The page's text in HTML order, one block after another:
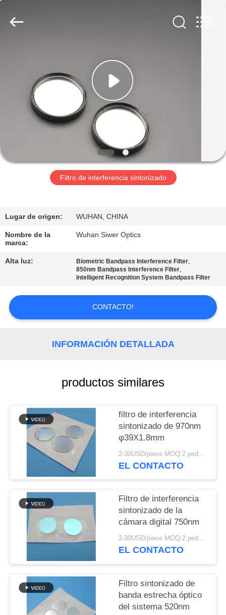
PRODUCTOS
SOBRE
NOSOTROS
VIAJE
FÁBRICA
CONTROL
DE
ÉNTRENOS
CONTACTO
UNA
CITA
DEL
SITIO
PRIVACY
POLICY
Optics
Co.,Ltd.
Filtro de interferencia sintonizado
Lugar de origen: WUHAN, CHINA
Nombre de la
marca:
Wuhan Siwer Optics
Alta luz: Biometric Bandpass Interference Filter,
850nm Bandpass Interference Filter,
Intelligent Recognition System Bandpass Filter
CONTACTO!
INFORMACIÓN DETALLADA
productos similares
filtro de interferencia
sintonizado de 970nm
φ39X1.8mm
2-30USD/piece MOQ:2 pedazos
EL CONTACTO
Filtro de interferencia
sintonizado de la
cámara digital 750nm
2-30USD/piece MOQ:2 pedazos
EL CONTACTO
Filtro sintonizado de
banda estrecha óptico
del sistema 520nm